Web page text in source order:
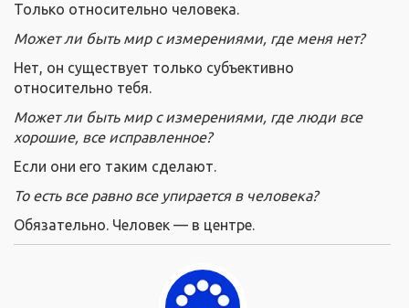
Только относительно человека.
Может ли быть мир с измерениями, где меня нет?
Нет, он существует только субъективно
относительно тебя.
Может ли быть мир с измерениями, где люди все
хорошие, все исправленное?
Если они его таким сделают.
То есть все равно все упирается в человека?
Обязательно. Человек — в центре.